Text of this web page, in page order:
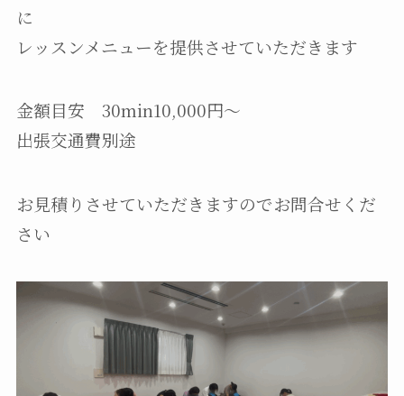
に
レッスンメニューを提供させていただきます
金額目安 30min10,000円〜
出張交通費別途
お見積りさせていただきますのでお問合せくだ
さい